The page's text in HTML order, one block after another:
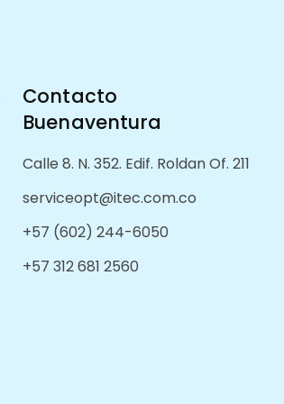
Contacto
Buenaventura
Calle 8. N. 352. Edif. Roldan Of. 211
serviceopt@itec.com.co
+57 (602) 244-6050
+57 312 681 2560